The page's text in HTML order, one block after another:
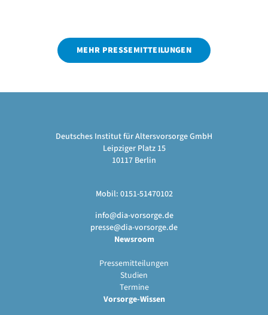
MEHR PRESSEMITTEILUNGEN
Deutsches Institut für Altersvorsorge GmbH
Leipziger Platz 15
10117 Berlin
Mobil: 0151-51470102
info@dia-vorsorge.de
presse@dia-vorsorge.de
Newsroom
Pressemitteilungen
Studien
Termine
Vorsorge-Wissen